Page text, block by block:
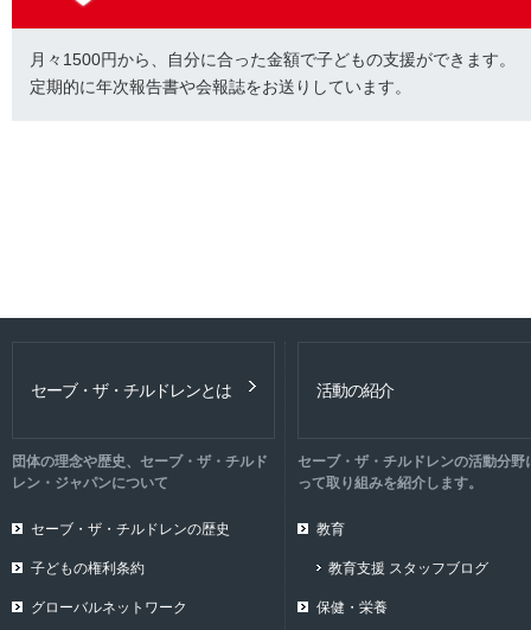
月々1500円から、自分に合った金額で子どもの支援ができます。
定期的に年次報告書や会報誌をお送りしています。
セーブ・ザ・チルドレンとは
団体の理念や歴史、セーブ・ザ・チルド
レン・ジャパンについて
セーブ・ザ・チルドレンの歴史
子どもの権利条約
グローバルネットワーク
活動の紹介
セーブ・ザ・チルドレンの活動分野
って取り組みを紹介します。
教育
教育支援 スタッフブログ
保健・栄養